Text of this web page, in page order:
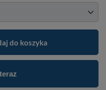
do koszyka